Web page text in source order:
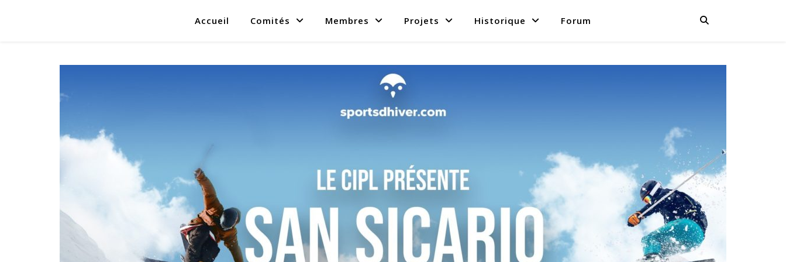
Accueil Comités Membres Projets Historique Forum